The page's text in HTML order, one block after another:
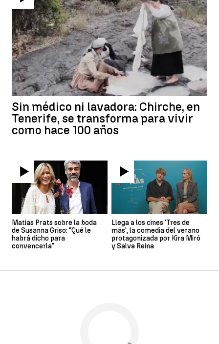
Sin médico ni lavadora: Chirche, en
Tenerife, se transforma para vivir
como hace 100 años
Matías Prats sobre la boda
de Susanna Griso: "Qué le
habrá dicho para
convencerla"
Llega a los cines 'Tres de
más', la comedia del verano
protagonizada por Kira Miró
y Salva Reina